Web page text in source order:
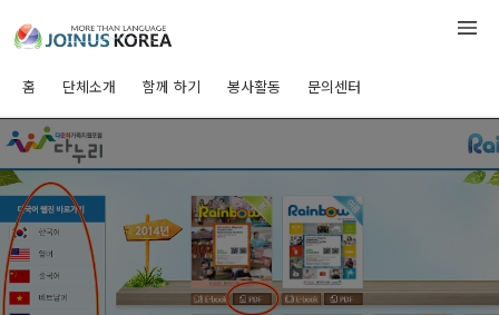
홈 단체소개 함께 하기 봉사활동 문의센터